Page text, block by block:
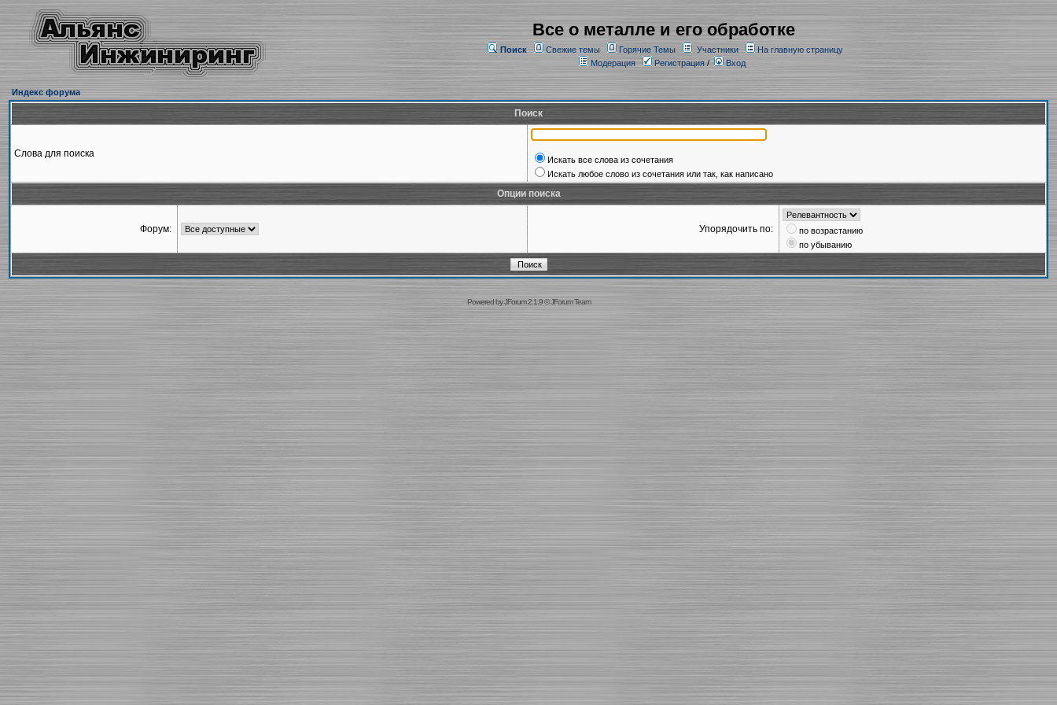
Все о металле и его обработке
Поиск Свежие темы Горячие Темы Участники
На главную страницу
Модерация
Регистрация/ Вход
Индекс форума
Поиск
Слова для поиска
Искать все слова из сочетания
Искать любое слово из сочетания или так, как написано
Опции поиска
Форум: Упорядочить по:
по возрастанию
по убыванию
Powered byJForum 2.1.9©JForum Team